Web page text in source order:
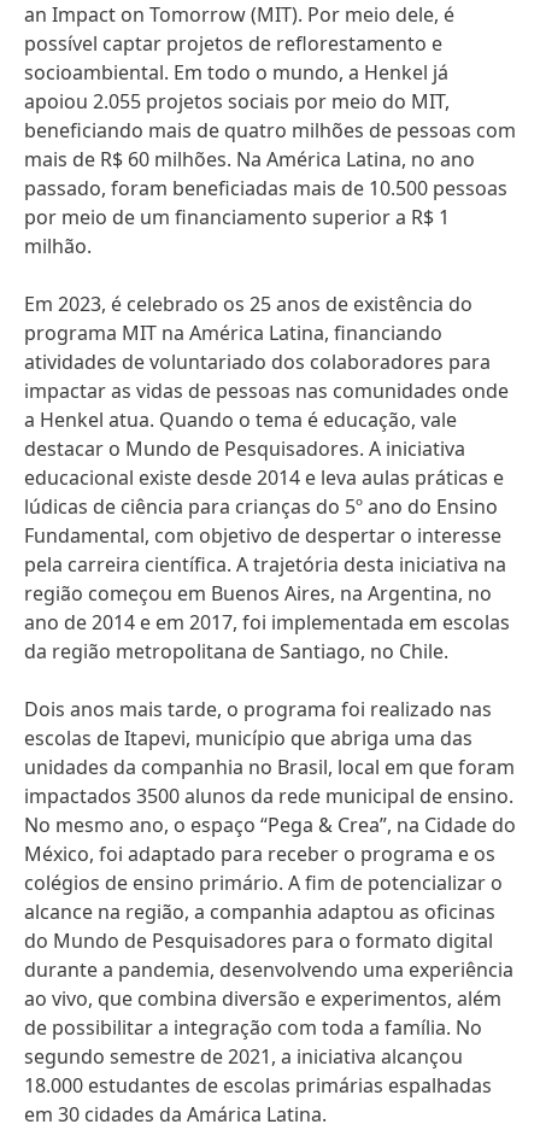
an Impact on Tomorrow(MIT). Por meio dele, é
possível captar projetos de reflorestamento e
socioambiental. Em todo o mundo, a Henkel já
apoiou 2.055 projetos sociais por meio do MIT,
beneficiando mais de quatro milhões de pessoas com
mais de R$ 60 milhões. Na América Latina, no ano
passado, foram beneficiadas mais de 10.500 pessoas
por meio de um financiamento superior a R$ 1
milhão.
Em 2023, é celebrado os 25 anos de existência do
programa MIT na América Latina, financiando
atividades de voluntariado dos colaboradores para
impactar as vidas de pessoas nas comunidades onde
a Henkel atua. Quando o tema é educação, vale
destacar o Mundo de Pesquisadores. A iniciativa
educacional existe desde 2014 e leva aulas práticas e
lúdicas de ciência para crianças do 5º ano do Ensino
Fundamental, com objetivo de despertar o interesse
pela carreira científica. A trajetória desta iniciativa na
região começou em Buenos Aires, na Argentina, no
ano de 2014 e em 2017, foi implementada em escolas
da região metropolitana de Santiago, no Chile.
Dois anos mais tarde, o programa foi realizado nas
escolas de Itapevi, município que abriga uma das
unidades da companhia no Brasil, local em que foram
impactados 3500 alunos da rede municipal de ensino.
No mesmo ano, o espaço “Pega & Crea”, na Cidade do
México, foi adaptado para receber o programa e os
colégios de ensino primário. A fim de potencializar o
alcance na região, a companhia adaptou as oficinas
do Mundo de Pesquisadores para o formato digital
durante a pandemia, desenvolvendo uma experiência
ao vivo, que combina diversão e experimentos, além
de possibilitar a integração com toda a família. No
segundo semestre de 2021, a iniciativa alcançou
18.000 estudantes de escolas primárias espalhadas
em 30 cidades da Amárica Latina.